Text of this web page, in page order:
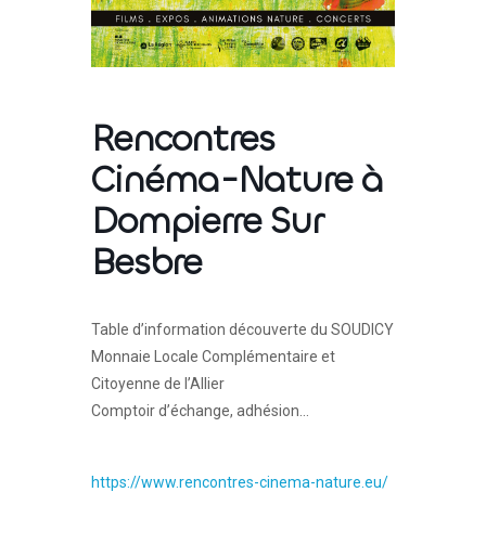
Rencontres
Cinéma-Nature à
Dompierre Sur
Besbre
Table d’information découverte du SOUDICY
Monnaie Locale Complémentaire et
Citoyenne de l’Allier
Comptoir d’échange, adhésion…
https://www.rencontres-cinema-nature.eu/